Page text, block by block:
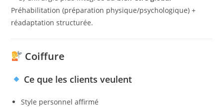
Préhabilitation (préparation physique/psychologique) +
réadaptation structurée.
Coiffure
Ce que les clients veulent
Style personnel affirmé